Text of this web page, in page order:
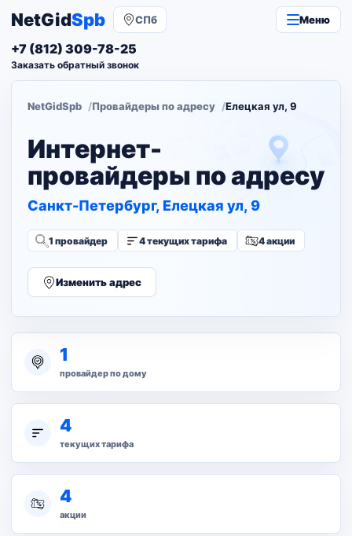
NetGidSpb СПб Меню
+7 (812) 309-78-25
Заказать обратный звонок
NetGidSpb Провайдеры по адресу Елецкая ул, 9
Интернет-
провайдеры по адресу
Санкт-Петербург, Елецкая ул, 9
1 провайдер 4 текущих тарифа 4 акции
Изменить адрес
1
провайдер по дому
4
текущих тарифа
4
акции